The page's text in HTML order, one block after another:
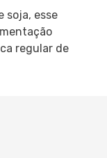
soja, esse
regular de